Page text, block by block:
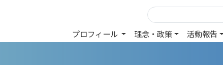
プロフィール 理念・政策 活動報告